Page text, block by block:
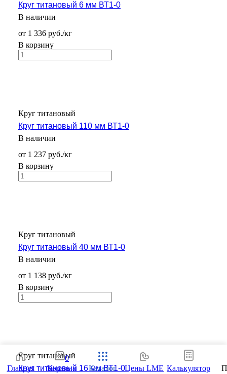
Круг титановый 6 мм ВТ1-0
В наличии
от 1 336 руб./кг
В корзину
Круг титановый
Круг титановый 110 мм ВТ1-0
В наличии
от 1 237 руб./кг
В корзину
Круг титановый
Круг титановый 40 мм ВТ1-0
В наличии
от 1 138 руб./кг
В корзину
Круг титановый
Круг титановый 16 мм ВТ1-0
Главная
0
Корзина
Каталог Цены LME Калькулятор